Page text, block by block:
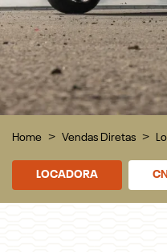
Home Vendas Diretas
LOCADORA